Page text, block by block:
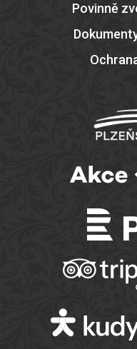
Povinně